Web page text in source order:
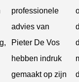
professionele
advies van
Pieter De Vos
hebben indruk
gemaakt op zijn